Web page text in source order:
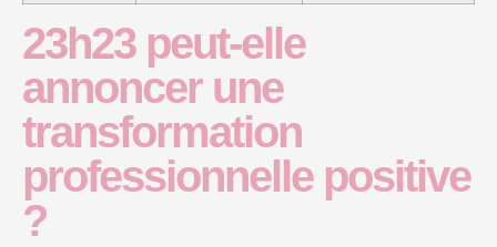
23h23 peut-elle
annoncer une
transformation
professionnelle positive
?